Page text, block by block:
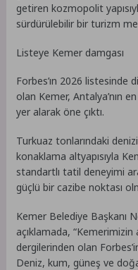
getiren kozmopolit
sürdürülebilir bir turizm
Listeye Kemer damgası
Forbes’ın 2026 listesinde
olan Kemer, Antalya’nın
yer alarak öne çıktı.
Turkuaz tonlarındaki
konaklama altyapısıyla
standartlı tatil deneyimi
güçlü bir cazibe noktası
Kemer Belediye Başkanı
açıklamada, “Kemerimizin
dergilerinden olan
Deniz, kum, güneş ve